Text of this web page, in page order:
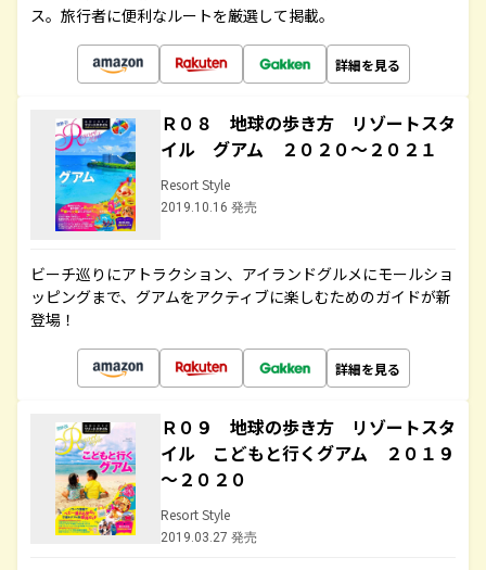
ス。旅行者に便利なルートを厳選して掲載。
詳細を見る
Ｒ０８ 地球の歩き方 リゾートスタ
イル グアム ２０２０～２０２１
Resort Style
2019.10.16 発売
ビーチ巡りにアトラクション、アイランドグルメにモールショ
ッピングまで、グアムをアクティブに楽しむためのガイドが新
登場！
詳細を見る
Ｒ０９ 地球の歩き方 リゾートスタ
イル こどもと行くグアム ２０１９
～２０２０
Resort Style
2019.03.27 発売